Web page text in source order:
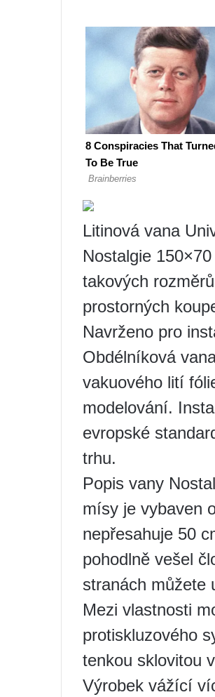
Litinová vana
Nostalgie
takových
prostorných
Navrženo pro
Obdélníková
vakuového lití
modelování.
evropské
trhu.
Popis vany
mísy je vybaven
nepřesahuje 50
pohodlně vešel
stranách můžete
Mezi vlastnosti
protiskluzového
tenkou sklovitou
Výrobek vážící